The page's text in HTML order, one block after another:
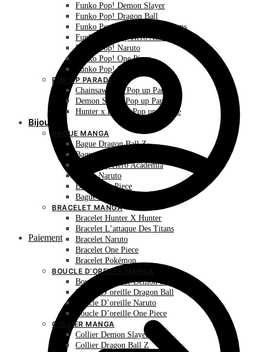
Paiement
Funko Pop! Demon Slayer
Funko Pop! Dragon Ball
Funko Pop! L’Attaque des Titans
Funko Pop! My Hero Academia
Funko Pop! Naruto
Funko Pop! One Piece
Funko Pop! Pokémon
POP UP PARADE
Chainsaw Man Pop up Parade
Demon Slayer Pop up Parade
Hunter x Hunter Pop up Parade
Bijoux
BAGUE MANGA
Bague Dragon Ball Z
Bague Hunter X Hunter
Bague My Hero Academia
Bague Naruto
Bague One Piece
Bague Pokémon
BRACELET MANGA
Bracelet Hunter X Hunter
Bracelet L’attaque Des Titans
Bracelet Naruto
Bracelet One Piece
Bracelet Pokémon
BOUCLE D’OREILLE MANGA
Boucle D’oreille Demon Slayer
Boucle D’oreille Dragon Ball
Boucle D’oreille Naruto
Boucle D’oreille One Piece
COLLIER MANGA
Collier Demon Slayer
Collier Dragon Ball Z